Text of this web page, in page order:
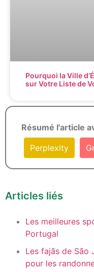
Pourquoi la Ville
sur Votre Liste de
Résumé l'article
Perplexity
Articles liés
Les meilleures
Portugal
Les fajãs de São
pour les